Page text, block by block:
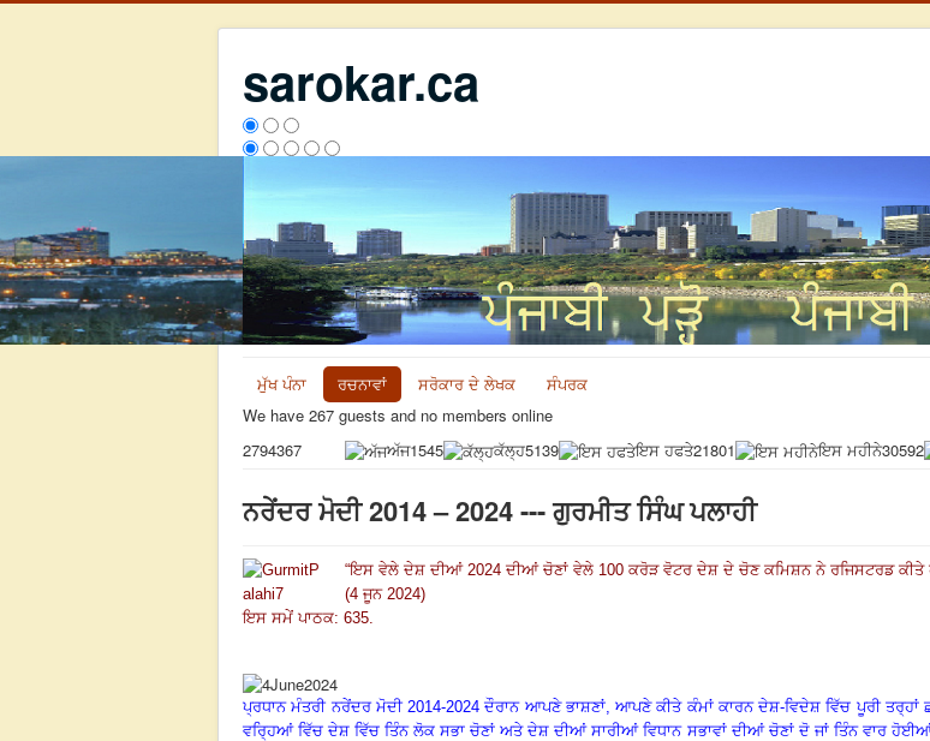
sarokar.ca
ਮੁੱਖ ਪੰਨਾ ਰਚਨਾਵਾਂ ਸਰੋਕਾਰ ਦੇ ਲੇਖਕ
ਸੰਪਰਕ
We have 267 guests and no members online
2794367
ਅੱਜ1545 ਕੱਲ੍ਹ5139 ਇਸ ਹਫਤੇ21801 ਇਸ ਮਹੀਨੇ30592
ਨਰੇਂਦਰ ਮੋਦੀ 2014 – 2024 --- ਗੁਰਮੀਤ ਸਿੰਘ ਪਲਾਹੀ
“ਇਸ ਵੇਲੇ ਦੇਸ਼ ਦੀਆਂ 2024 ਦੀਆਂ ਚੋਣਾਂ ਵੇਲੇ 100 ਕਰੋੜ ਵੋਟਰ ਦੇਸ਼ ਦੇ ਚੋਣ ਕਮਿਸ਼ਨ ਨੇ ਰਜਿਸਟਰਡ ਕੀਤੇ
(4 ਜੂਨ 2024)
ਇਸ ਸਮੇਂ ਪਾਠਕ: 635.
ਪ੍ਰਧਾਨ ਮੰਤਰੀ ਨਰੇਂਦਰ ਮੋਦੀ 2014-2024 ਦੌਰਾਨ ਆਪਣੇ ਭਾਸ਼ਣਾਂ, ਆਪਣੇ ਕੀਤੇ ਕੰਮਾਂ ਕਾਰਨ ਦੇਸ਼-ਵਿਦੇਸ਼ ਵਿੱਚ ਪੂਰੀ ਤਰ੍ਹਾਂ
ਵਰ੍ਹਿਆਂ ਵਿੱਚ ਦੇਸ਼ ਵਿੱਚ ਤਿੰਨ ਲੋਕ ਸਭਾ ਚੋਣਾਂ ਅਤੇ ਦੇਸ਼ ਦੀਆਂ ਸਾਰੀਆਂ ਵਿਧਾਨ ਸਭਾਵਾਂ ਦੀਆਂ ਚੋਣਾਂ ਦੋ ਜਾਂ ਤਿੰਨ ਵਾਰ